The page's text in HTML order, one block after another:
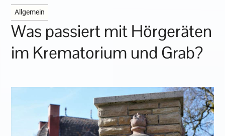
Allgemein
Was passiert mit Hörgeräten
im Krematorium und Grab?